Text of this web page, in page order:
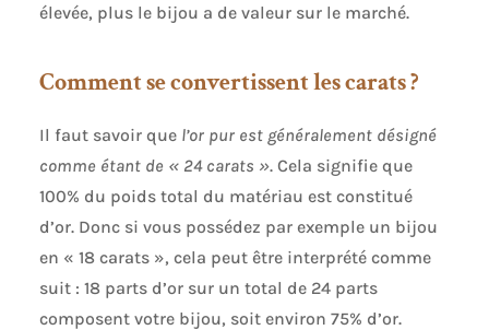
élevée, plus le bijou a de valeur sur le marché.
Comment se convertissent les carats ?
Il faut savoir que l’or pur est généralement désigné
comme étant de « 24 carats ». Cela signifie que
100% du poids total du matériau est constitué
d’or. Donc si vous possédez par exemple un bijou
en « 18 carats », cela peut être interprété comme
suit : 18 parts d’or sur un total de 24 parts
composent votre bijou, soit environ 75% d’or.